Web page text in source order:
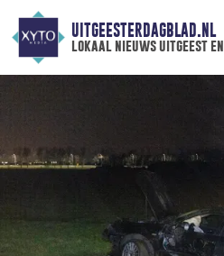
UITGEESTERDAGBLAD.NL
lokaal nieuws uitgeest en